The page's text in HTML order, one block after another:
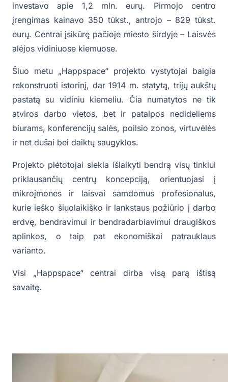
investavo apie 1,2 mln. eurų. Pirmojo centro
įrengimas kainavo 350 tūkst., antrojo – 829 tūkst.
eurų. Centrai įsikūrę pačioje miesto širdyje – Laisvės
alėjos vidiniuose kiemuose.
Šiuo metu „Happspace“ projekto vystytojai baigia
rekonstruoti istorinį, dar 1914 m. statytą, trijų aukštų
pastatą su vidiniu kiemeliu. Čia numatytos ne tik
atviros darbo vietos, bet ir patalpos nedideliems
biurams, konferencijų salės, poilsio zonos, virtuvėlės
ir net dušai bei daiktų saugyklos.
Projekto plėtotojai siekia išlaikyti bendrą visų tinklui
priklausančių centrų koncepciją, orientuojasi į
mikroįmones ir laisvai samdomus profesionalus,
kurie ieško šiuolaikiško ir lankstaus požiūrio į darbo
erdvę, bendravimui ir bendradarbiavimui draugiškos
aplinkos, o taip pat ekonomiškai patrauklaus
varianto.
Visi „Happspace“ centrai dirba visą parą ištisą
savaitę.